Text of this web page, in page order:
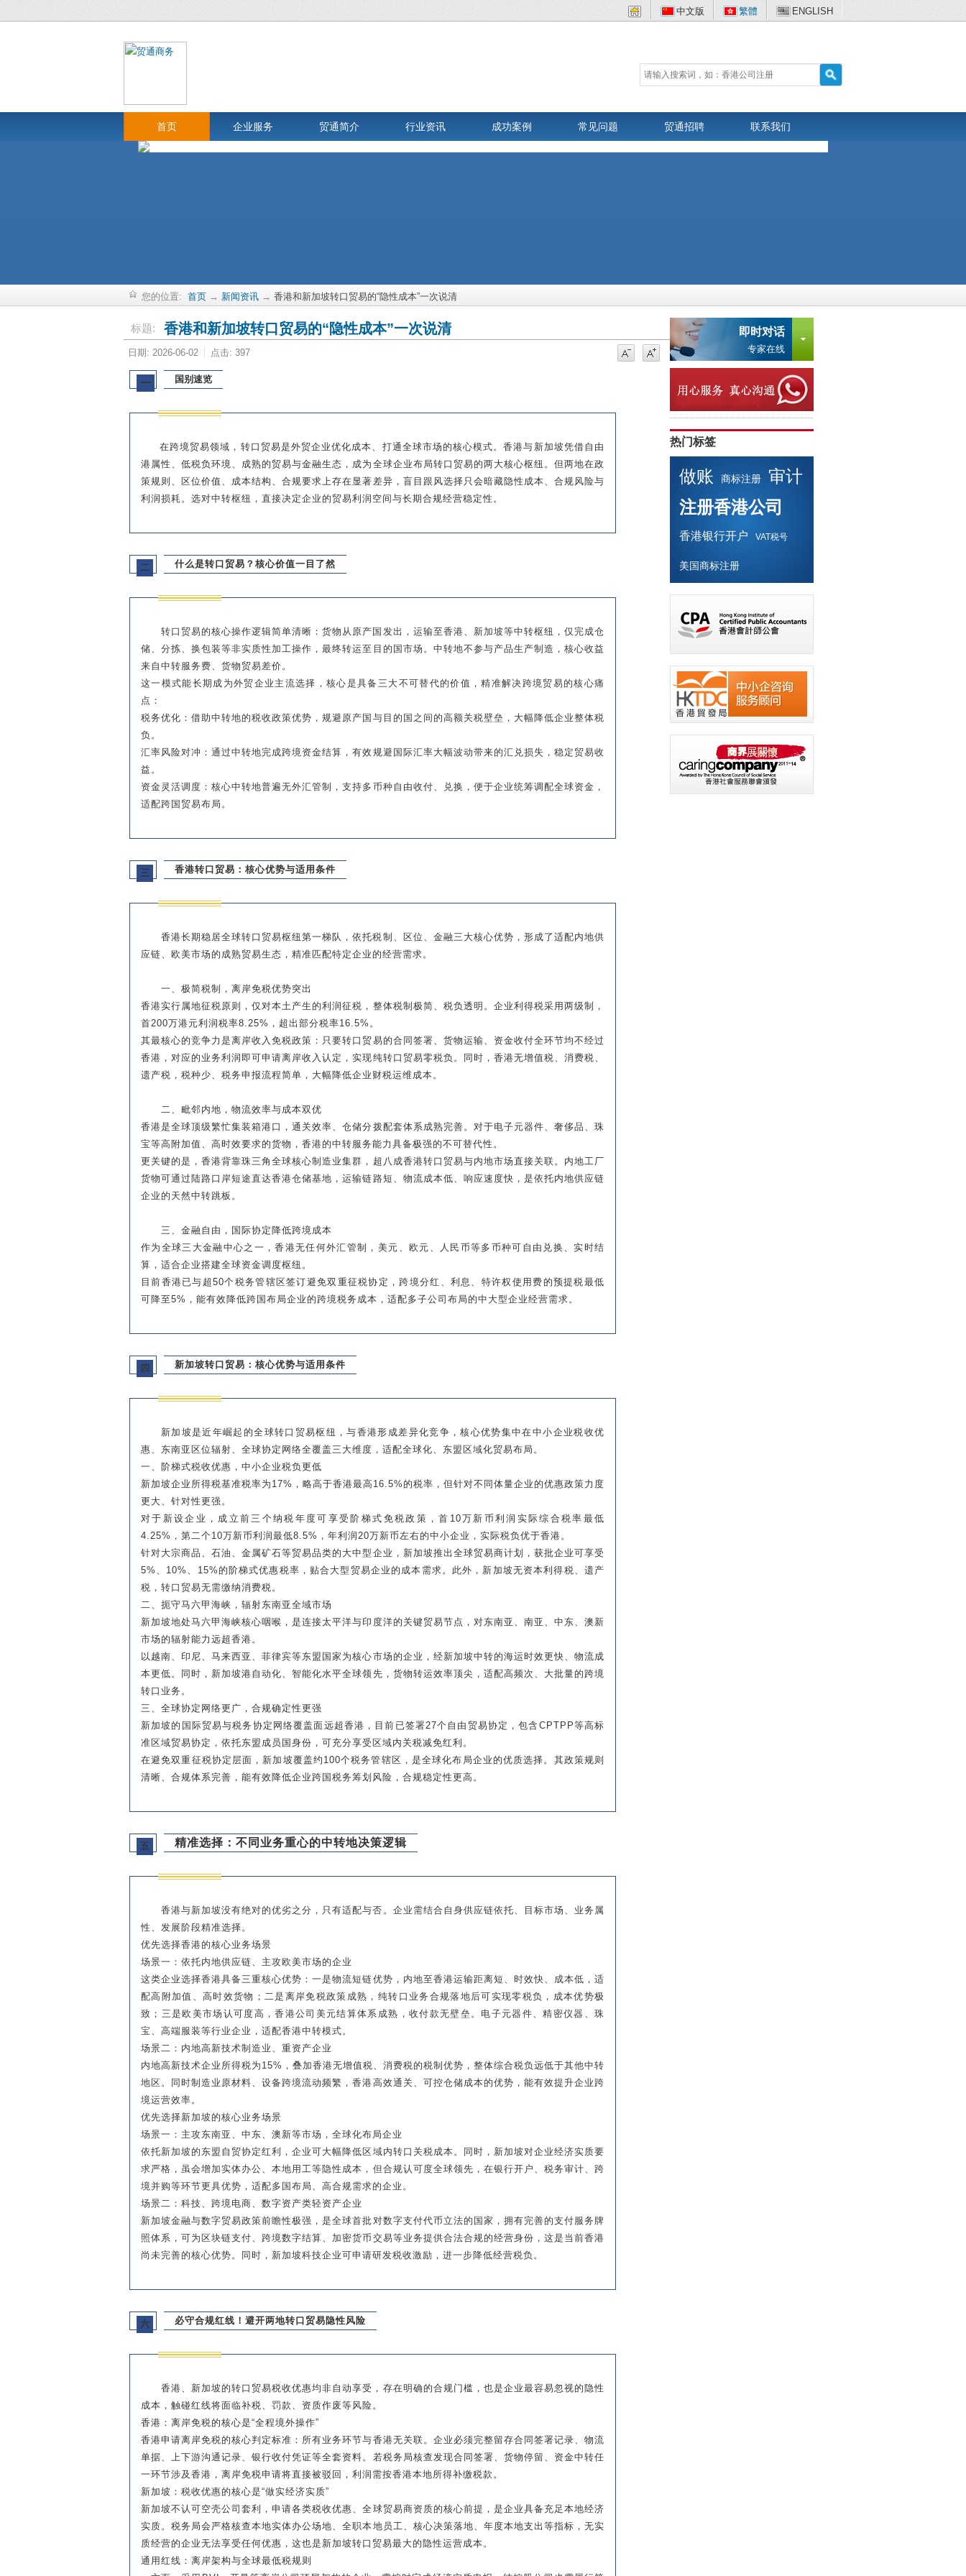
中文版 繁體 ENGLISH
首页 企业服务 贸通简介 行业资讯 成功案例 常见问题 贸通招聘 联系我们
您的位置: 首页 → 新闻资讯 → 香港和新加坡转口贸易的“隐性成本”一次说清
标题: 香港和新加坡转口贸易的“隐性成本”一次说清
日期: 2026-06-02 点击: 397
一 国别速览
在跨境贸易领域，转口贸易是外贸企业优化成本、打通全球市场的核心模式。香港与新加坡凭借自由
港属性、低税负环境、成熟的贸易与金融生态，成为全球企业布局转口贸易的两大核心枢纽。但两地在政
策规则、区位价值、成本结构、合规要求上存在显著差异，盲目跟风选择只会暗藏隐性成本、合规风险与
利润损耗。选对中转枢纽，直接决定企业的贸易利润空间与长期合规经营稳定性。
二 什么是转口贸易？核心价值一目了然
转口贸易的核心操作逻辑简单清晰：货物从原产国发出，运输至香港、新加坡等中转枢纽，仅完成仓
储、分拣、换包装等非实质性加工操作，最终转运至目的国市场。中转地不参与产品生产制造，核心收益
来自中转服务费、货物贸易差价。
这一模式能长期成为外贸企业主流选择，核心是具备三大不可替代的价值，精准解决跨境贸易的核心痛
点：
税务优化：借助中转地的税收政策优势，规避原产国与目的国之间的高额关税壁垒，大幅降低企业整体税
负。
汇率风险对冲：通过中转地完成跨境资金结算，有效规避国际汇率大幅波动带来的汇兑损失，稳定贸易收
益。
资金灵活调度：核心中转地普遍无外汇管制，支持多币种自由收付、兑换，便于企业统筹调配全球资金，
适配跨国贸易布局。
三 香港转口贸易：核心优势与适用条件
香港长期稳居全球转口贸易枢纽第一梯队，依托税制、区位、金融三大核心优势，形成了适配内地供
应链、欧美市场的成熟贸易生态，精准匹配特定企业的经营需求。
一、极简税制，离岸免税优势突出
香港实行属地征税原则，仅对本土产生的利润征税，整体税制极简、税负透明。企业利得税采用两级制，
首200万港元利润税率8.25%，超出部分税率16.5%。
其最核心的竞争力是离岸收入免税政策：只要转口贸易的合同签署、货物运输、资金收付全环节均不经过
香港，对应的业务利润即可申请离岸收入认定，实现纯转口贸易零税负。同时，香港无增值税、消费税、
遗产税，税种少、税务申报流程简单，大幅降低企业财税运维成本。
二、毗邻内地，物流效率与成本双优
香港是全球顶级繁忙集装箱港口，通关效率、仓储分拨配套体系成熟完善。对于电子元器件、奢侈品、珠
宝等高附加值、高时效要求的货物，香港的中转服务能力具备极强的不可替代性。
更关键的是，香港背靠珠三角全球核心制造业集群，超八成香港转口贸易与内地市场直接关联。内地工厂
货物可通过陆路口岸短途直达香港仓储基地，运输链路短、物流成本低、响应速度快，是依托内地供应链
企业的天然中转跳板。
三、金融自由，国际协定降低跨境成本
作为全球三大金融中心之一，香港无任何外汇管制，美元、欧元、人民币等多币种可自由兑换、实时结
算，适合企业搭建全球资金调度枢纽。
目前香港已与超50个税务管辖区签订避免双重征税协定，跨境分红、利息、特许权使用费的预提税最低
可降至5%，能有效降低跨国布局企业的跨境税务成本，适配多子公司布局的中大型企业经营需求。
四 新加坡转口贸易：核心优势与适用条件
新加坡是近年崛起的全球转口贸易枢纽，与香港形成差异化竞争，核心优势集中在中小企业税收优
惠、东南亚区位辐射、全球协定网络全覆盖三大维度，适配全球化、东盟区域化贸易布局。
一、阶梯式税收优惠，中小企业税负更低
新加坡企业所得税基准税率为17%，略高于香港最高16.5%的税率，但针对不同体量企业的优惠政策力度
更大、针对性更强。
对于新设企业，成立前三个纳税年度可享受阶梯式免税政策，首10万新币利润实际综合税率最低
4.25%，第二个10万新币利润最低8.5%，年利润20万新币左右的中小企业，实际税负优于香港。
针对大宗商品、石油、金属矿石等贸易品类的大中型企业，新加坡推出全球贸易商计划，获批企业可享受
5%、10%、15%的阶梯式优惠税率，贴合大型贸易企业的成本需求。此外，新加坡无资本利得税、遗产
税，转口贸易无需缴纳消费税。
二、扼守马六甲海峡，辐射东南亚全域市场
新加坡地处马六甲海峡核心咽喉，是连接太平洋与印度洋的关键贸易节点，对东南亚、南亚、中东、澳新
市场的辐射能力远超香港。
以越南、印尼、马来西亚、菲律宾等东盟国家为核心市场的企业，经新加坡中转的海运时效更快、物流成
本更低。同时，新加坡港自动化、智能化水平全球领先，货物转运效率顶尖，适配高频次、大批量的跨境
转口业务。
三、全球协定网络更广，合规确定性更强
新加坡的国际贸易与税务协定网络覆盖面远超香港，目前已签署27个自由贸易协定，包含CPTPP等高标
准区域贸易协定，依托东盟成员国身份，可充分享受区域内关税减免红利。
在避免双重征税协定层面，新加坡覆盖约100个税务管辖区，是全球化布局企业的优质选择。其政策规则
清晰、合规体系完善，能有效降低企业跨国税务筹划风险，合规稳定性更高。
五 精准选择：不同业务重心的中转地决策逻辑
香港与新加坡没有绝对的优劣之分，只有适配与否。企业需结合自身供应链依托、目标市场、业务属
性、发展阶段精准选择。
优先选择香港的核心业务场景
场景一：依托内地供应链、主攻欧美市场的企业
这类企业选择香港具备三重核心优势：一是物流短链优势，内地至香港运输距离短、时效快、成本低，适
配高附加值、高时效货物；二是离岸免税政策成熟，纯转口业务合规落地后可实现零税负，成本优势极
致；三是欧美市场认可度高，香港公司美元结算体系成熟，收付款无壁垒。电子元器件、精密仪器、珠
宝、高端服装等行业企业，适配香港中转模式。
场景二：内地高新技术制造业、重资产企业
内地高新技术企业所得税为15%，叠加香港无增值税、消费税的税制优势，整体综合税负远低于其他中转
地区。同时制造业原材料、设备跨境流动频繁，香港高效通关、可控仓储成本的优势，能有效提升企业跨
境运营效率。
优先选择新加坡的核心业务场景
场景一：主攻东南亚、中东、澳新等市场，全球化布局企业
依托新加坡的东盟自贸协定红利，企业可大幅降低区域内转口关税成本。同时，新加坡对企业经济实质要
求严格，虽会增加实体办公、本地用工等隐性成本，但合规认可度全球领先，在银行开户、税务审计、跨
境并购等环节更具优势，适配多国布局、高合规需求的企业。
场景二：科技、跨境电商、数字资产类轻资产企业
新加坡金融与数字贸易政策前瞻性极强，是全球首批对数字支付代币立法的国家，拥有完善的支付服务牌
照体系，可为区块链支付、跨境数字结算、加密货币交易等业务提供合法合规的经营身份，这是当前香港
尚未完善的核心优势。同时，新加坡科技企业可申请研发税收激励，进一步降低经营税负。
六 必守合规红线！避开两地转口贸易隐性风险
香港、新加坡的转口贸易税收优惠均非自动享受，存在明确的合规门槛，也是企业最容易忽视的隐性
成本，触碰红线将面临补税、罚款、资质作废等风险。
香港：离岸免税的核心是“全程境外操作”
香港申请离岸免税的核心判定标准：所有业务环节与香港无关联。企业必须完整留存合同签署记录、物流
单据、上下游沟通记录、银行收付凭证等全套资料。若税务局核查发现合同签署、货物停留、资金中转任
一环节涉及香港，离岸免税申请将直接被驳回，利润需按香港本地所得补缴税款。
新加坡：税收优惠的核心是“做实经济实质”
新加坡不认可空壳公司套利，申请各类税收优惠、全球贸易商资质的核心前提，是企业具备充足本地经济
实质。税务局会严格核查本地实体办公场地、全职本地员工、核心决策落地、年度本地支出等指标，无实
质经营的企业无法享受任何优惠，这也是新加坡转口贸易最大的隐性运营成本。
通用红线：离岸架构与全球最低税规则
即时对话
专家在线
热门标签
做账 商标注册
审计
注册香港公司
香港银行开户 VAT税号
美国商标注册